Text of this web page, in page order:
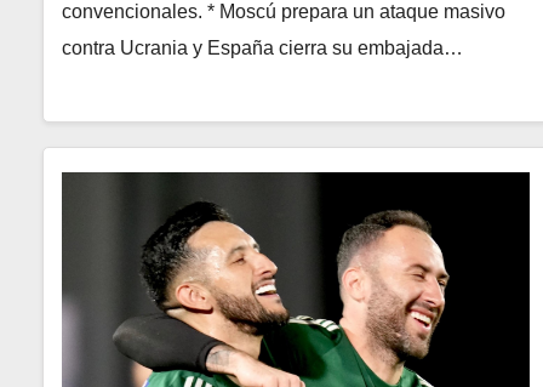
convencionales. * Moscú prepara un ataque masivo
contra Ucrania y España cierra su embajada…